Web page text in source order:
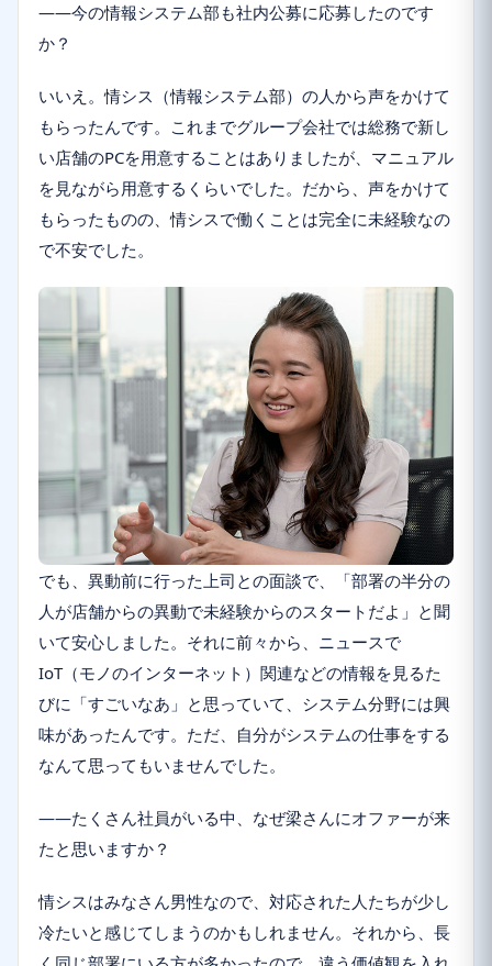
――今の情報システム部も社内公募に応募したのです
か？
いいえ。情シス（情報システム部）の人から声をかけて
もらったんです。これまでグループ会社では総務で新し
い店舗のPCを用意することはありましたが、マニュアル
を見ながら用意するくらいでした。だから、声をかけて
もらったものの、情シスで働くことは完全に未経験なの
で不安でした。
でも、異動前に行った上司との面談で、「部署の半分の
人が店舗からの異動で未経験からのスタートだよ」と聞
いて安心しました。それに前々から、ニュースで
IoT（モノのインターネット）関連などの情報を見るた
びに「すごいなあ」と思っていて、システム分野には興
味があったんです。ただ、自分がシステムの仕事をする
なんて思ってもいませんでした。
――たくさん社員がいる中、なぜ梁さんにオファーが来
たと思いますか？
情シスはみなさん男性なので、対応された人たちが少し
冷たいと感じてしまうのかもしれません。それから、長